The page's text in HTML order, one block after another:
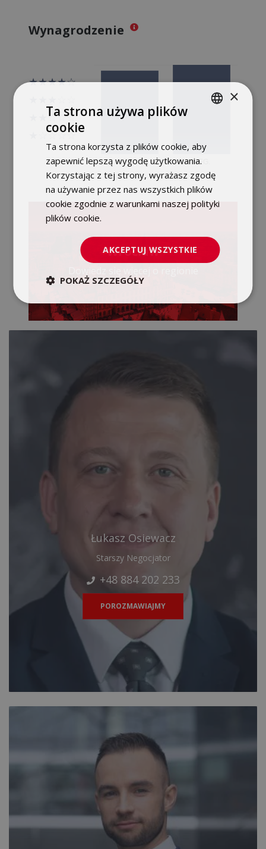
Wynagrodzenie
Wrocław
Łukasz Osiewacz
Starszy Negocjator
+48 884 202 233
POROZMAWIAJMY
ENGLISH
×
Ta strona używa plików
cookie
Ta strona korzysta z plików cookie, aby
zapewnić lepszą wygodę użytkowania.
Korzystając z tej strony, wyrażasz zgodę
na używanie przez nas wszystkich plików
cookie zgodnie z warunkami naszej polityki
plików cookie.
AKCEPTUJ WSZYSTKIE
POKAŻ SZCZEGÓŁY